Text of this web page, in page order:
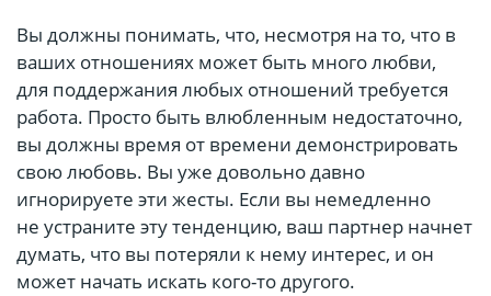
Вы должны понимать, что, несмотря на то, что в
ваших отношениях может быть много любви,
для поддержания любых отношений требуется
работа. Просто быть влюбленным недостаточно,
вы должны время от времени демонстрировать
свою любовь. Вы уже довольно давно
игнорируете эти жесты. Если вы немедленно
не устраните эту тенденцию, ваш партнер начнет
думать, что вы потеряли к нему интерес, и он
может начать искать кого-то другого.